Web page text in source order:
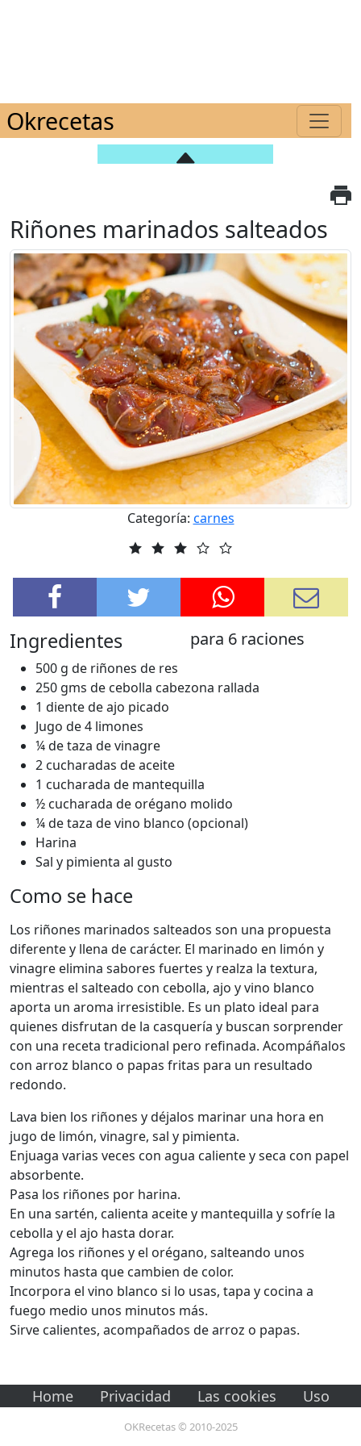
Okrecetas
Riñones marinados salteados
Categoría: carnes
Ingredientes para 6 raciones
500 g de riñones de res
250 gms de cebolla cabezona rallada
1 diente de ajo picado
Jugo de 4 limones
¼ de taza de vinagre
2 cucharadas de aceite
1 cucharada de mantequilla
½ cucharada de orégano molido
¼ de taza de vino blanco (opcional)
Harina
Sal y pimienta al gusto
Como se hace
Los riñones marinados salteados son una propuesta
diferente y llena de carácter. El marinado en limón y
vinagre elimina sabores fuertes y realza la textura,
mientras el salteado con cebolla, ajo y vino blanco
aporta un aroma irresistible. Es un plato ideal para
quienes disfrutan de la casquería y buscan sorprender
con una receta tradicional pero refinada. Acompáñalos
con arroz blanco o papas fritas para un resultado
redondo.
Lava bien los riñones y déjalos marinar una hora en
jugo de limón, vinagre, sal y pimienta.
Enjuaga varias veces con agua caliente y seca con papel
absorbente.
Pasa los riñones por harina.
En una sartén, calienta aceite y mantequilla y sofríe la
cebolla y el ajo hasta dorar.
Agrega los riñones y el orégano, salteando unos
minutos hasta que cambien de color.
Incorpora el vino blanco si lo usas, tapa y cocina a
fuego medio unos minutos más.
Sirve calientes, acompañados de arroz o papas.
Home Privacidad Las cookies Uso
OKRecetas © 2010-2025